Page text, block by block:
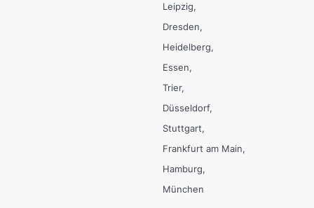
Leipzig
Dresden
Heidelberg
Essen
Trier
Düsseldorf
Stuttgart
Frankfurt am Main
Hamburg
München